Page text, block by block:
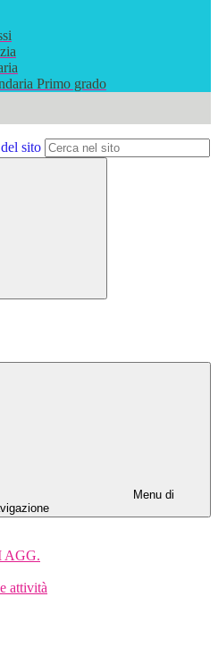
Primo grado
sito
Menu di
AGG.
attività